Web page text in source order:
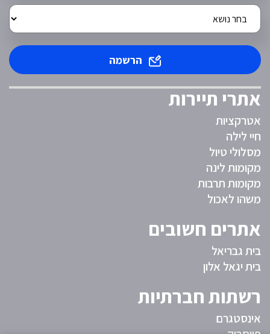
הרשמה
אתרי תיירות
אטרקציות
חיי לילה
מסלולי טיול
מקומות לינה
מקומות תרבות
משהו לאכול
אתרים חשובים
בית גבריאל
בית יגאל אלון
רשתות חברתיות
אינסטגרם